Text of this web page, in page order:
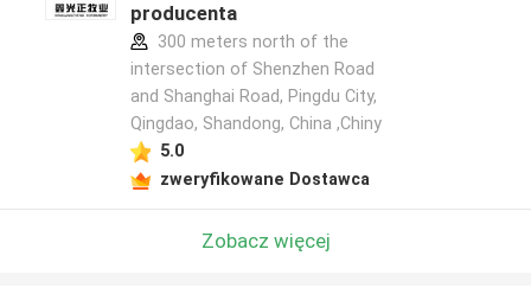
producenta
300 meters north of the
intersection of Shenzhen Road
and Shanghai Road, Pingdu City,
Qingdao, Shandong, China ,Chiny
5.0
zweryfikowane Dostawca
Zobacz więcej